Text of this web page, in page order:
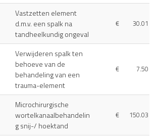
Vastzetten element
d.m.v. een spalk na
tandheelkundig ongeval
€ 30.01
Verwijderen spalk ten
behoeve van de
behandeling van een
trauma-element
€ 7.50
Microchirurgische
wortelkanaalbehandelin
g snij-/ hoektand
€ 150.03